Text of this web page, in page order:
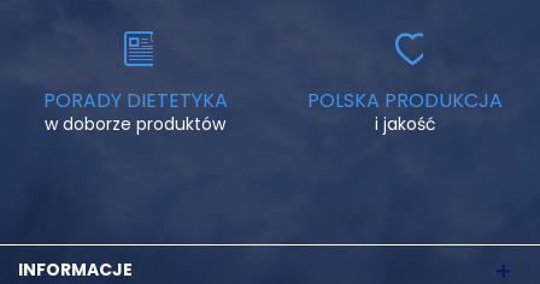
PORADY DIETETYKA
w doborze produktów
POLSKA PRODUKCJA
i jakość
INFORMACJE